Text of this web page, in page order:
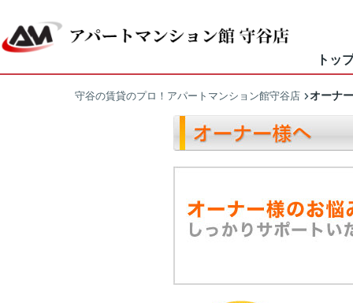
トッ
守谷の賃貸のプロ！アパートマンション館守谷店 オーナ